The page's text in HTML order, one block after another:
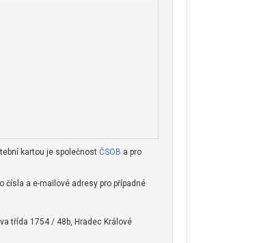
kartou je společnost ČSOB a pro
čísla a e-mailové adresy pro případné
třída 1754 / 48b, Hradec Králové